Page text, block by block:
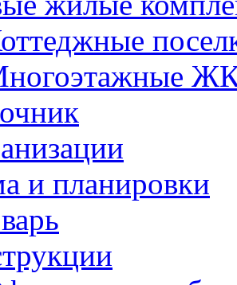
и планировки